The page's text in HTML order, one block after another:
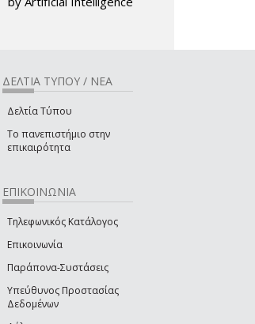
ΔΕΛΤΙΑ ΤΥΠΟΥ / ΝΕΑ
Δελτία Τύπου
Το πανεπιστήμιο στην
επικαιρότητα
ΕΠΙΚΟΙΝΩΝΙΑ
Τηλεφωνικός Κατάλογος
Επικοινωνία
Παράπονα-Συστάσεις
Υπεύθυνος Προστασίας
Δεδομένων